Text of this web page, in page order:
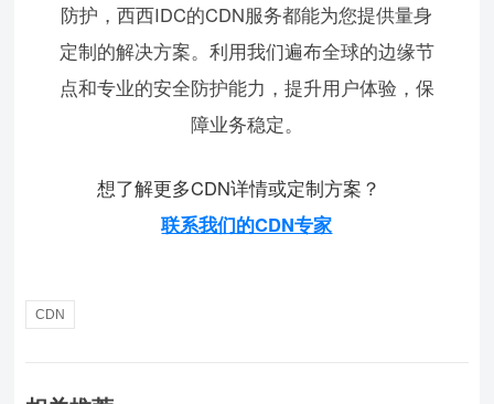
防护，西西IDC的CDN服务都能为您提供量身
定制的解决方案。利用我们遍布全球的边缘节
点和专业的安全防护能力，提升用户体验，保
障业务稳定。
想了解更多CDN详情或定制方案？
联系我们的CDN专家
CDN